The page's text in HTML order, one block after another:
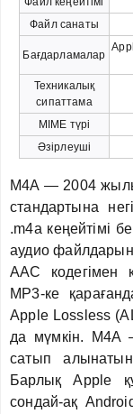
Файл санаты
Бағдарламалар
Техникалық
сипаттама
MIME түрі
Әзірлеуші
M4A — 2004
стандартына
.m4a кеңейтімі
аудио
AAC кодегімен
MP3-ке
Apple Lossless
да мүмкін.
сатып
Барлық Apple
сондай-ақ